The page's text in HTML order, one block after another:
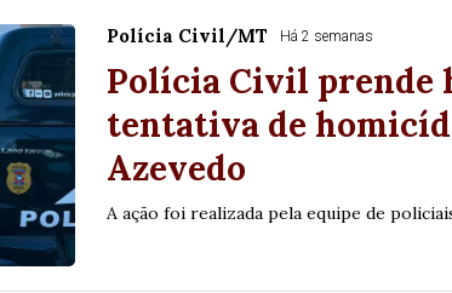
Polícia Civil/MT Há 2 semanas
Polícia Civil prende
tentativa de
Azevedo
A ação foi realizada pela equipe de